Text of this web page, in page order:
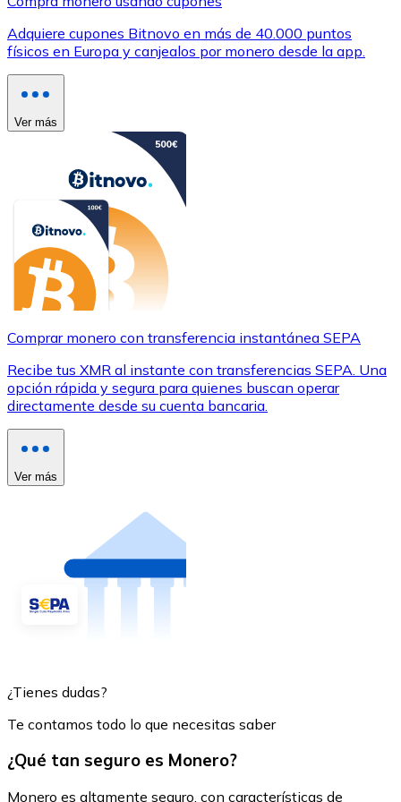
Adquiere cupones Bitnovo en más de 40.000 puntos
físicos en Europa y canjealos por monero desde la app.
Ver más
Comprar monero con transferencia instantánea SEPA
Recibe tus XMR al instante con transferencias SEPA. Una
opción rápida y segura para quienes buscan operar
directamente desde su cuenta bancaria.
Ver más
¿Tienes dudas?
Te contamos todo lo que necesitas saber
¿Qué tan seguro es Monero?
Monero es altamente seguro, con características de